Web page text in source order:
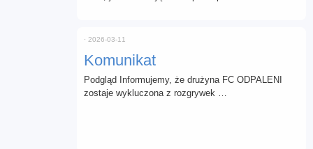
Komunikat
⋅ 2026-03-11
Podgląd Informujemy, że drużyna FC ODPALENI
zostaje wykluczona z rozgrywek …